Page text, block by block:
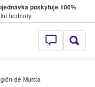
poskytuje 100%
hodnoty.
–
vstupenky
de Murcia